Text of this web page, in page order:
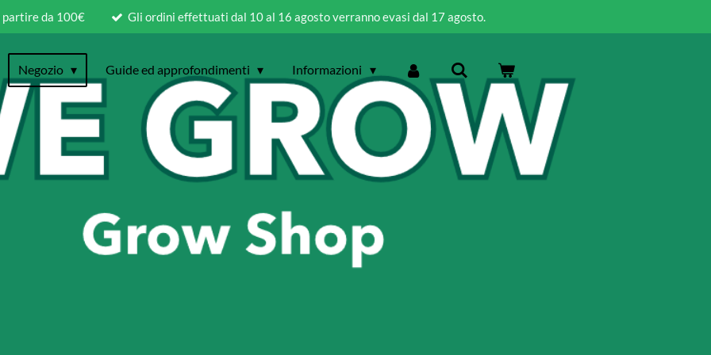
partire da 100€ Gli ordini effettuati dal 10 al 16 agosto verranno evasi dal 17 agosto.
Negozio Guide ed approfondimenti Informazioni